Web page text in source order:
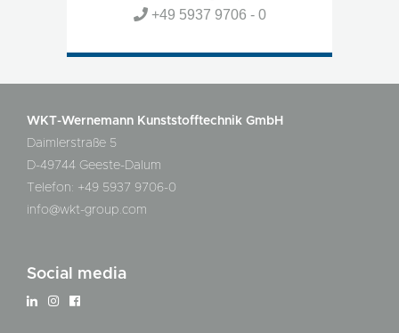
+49 5937 9706 - 0
WKT-Wernemann Kunststofftechnik GmbH
Daimlerstraße 5
D-49744 Geeste-Dalum
Telefon: +49 5937 9706-0
info@wkt-group.com
Social media